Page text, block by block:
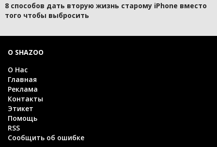
8 способов дать вторую жизнь старому iPhone вместо
того чтобы выбросить
О SHAZOO
О Нас
Главная
Реклама
Контакты
Этикет
Помощь
RSS
Сообщить об ошибке